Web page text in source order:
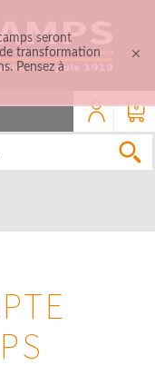
0
seront
transformation
Pensez à